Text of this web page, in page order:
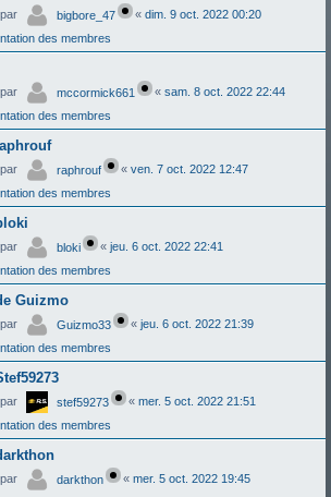
bigbore_47 « dim. 9 oct. 2022 00:20
des membres
mccormick661 « sam. 8 oct. 2022 22:44
des membres
raphrouf « ven. 7 oct. 2022 12:47
des membres
bloki « jeu. 6 oct. 2022 22:41
des membres
Guizmo
Guizmo33 « jeu. 6 oct. 2022 21:39
des membres
stef59273 « mer. 5 oct. 2022 21:51
des membres
darkthon « mer. 5 oct. 2022 19:45